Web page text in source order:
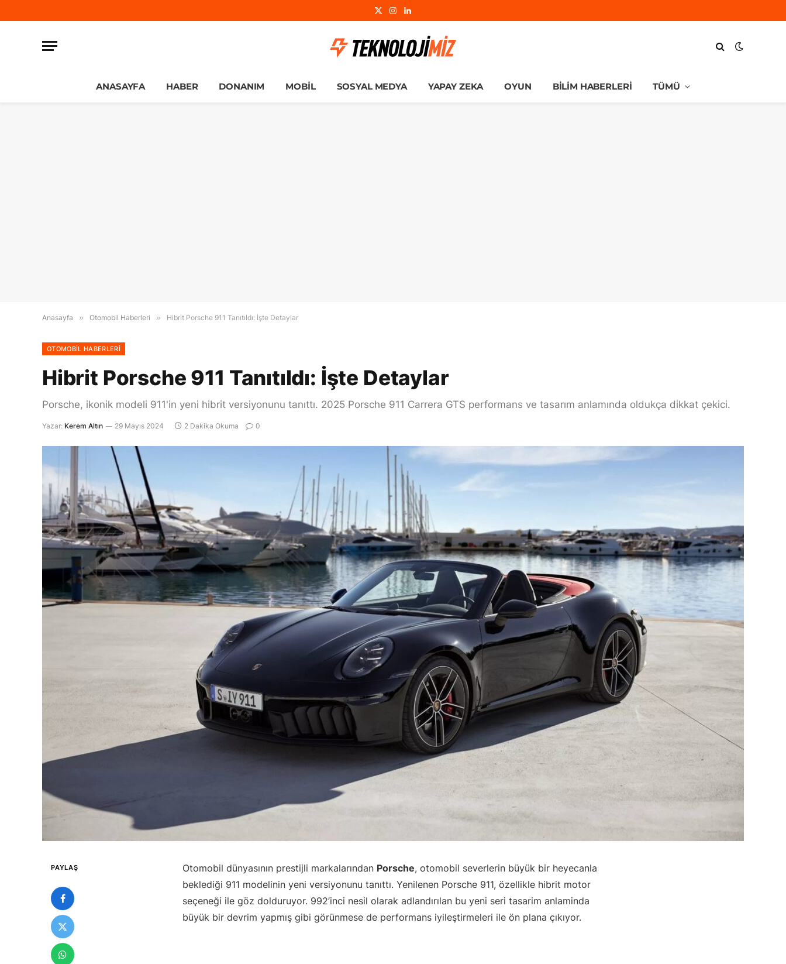
X
Instagram
LinkedIn
ANASAYFA HABER DONANIM MOBIL SOSYAL MEDYA YAPAY ZEKA OYUN BILIM HABERLERI TÜMÜ
Anasayfa » Otomobil Haberleri » Hibrit Porsche 911 Tanıtıldı: İşte Detaylar
OTOMOBIL HABERLERI
Hibrit Porsche 911 Tanıtıldı: İşte Detaylar
Porsche, ikonik modeli 911'in yeni hibrit versiyonunu tanıttı. 2025 Porsche 911 Carrera GTS performans ve tasarım anlamında oldukça dikkat çekici.
Yazar: Kerem Altın 29 Mayıs 2024 2 Dakika Okuma 0
PAYLAŞ Otomobil dünyasının prestijli markalarından Porsche, otomobil severlerin büyük bir heyecanla
beklediği 911 modelinin yeni versiyonunu tanıttı. Yenilenen Porsche 911, özellikle hibrit motor
seçeneği ile göz dolduruyor. 992’inci nesil olarak adlandırılan bu yeni seri tasarim anlaminda
büyük bir devrim yapmış gibi görünmese de performans iyileştirmeleri ile ön plana çıkıyor.